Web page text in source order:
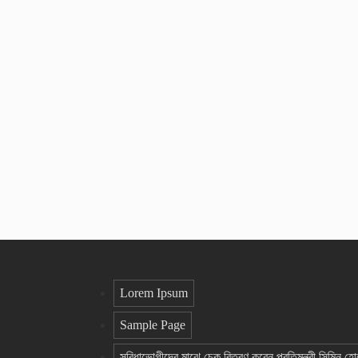
Lorem Ipsum
Sample Page